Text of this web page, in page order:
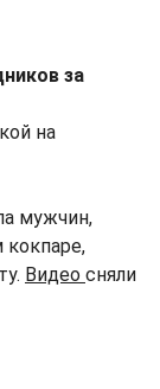
за
на
мужчин,
Видео сняли